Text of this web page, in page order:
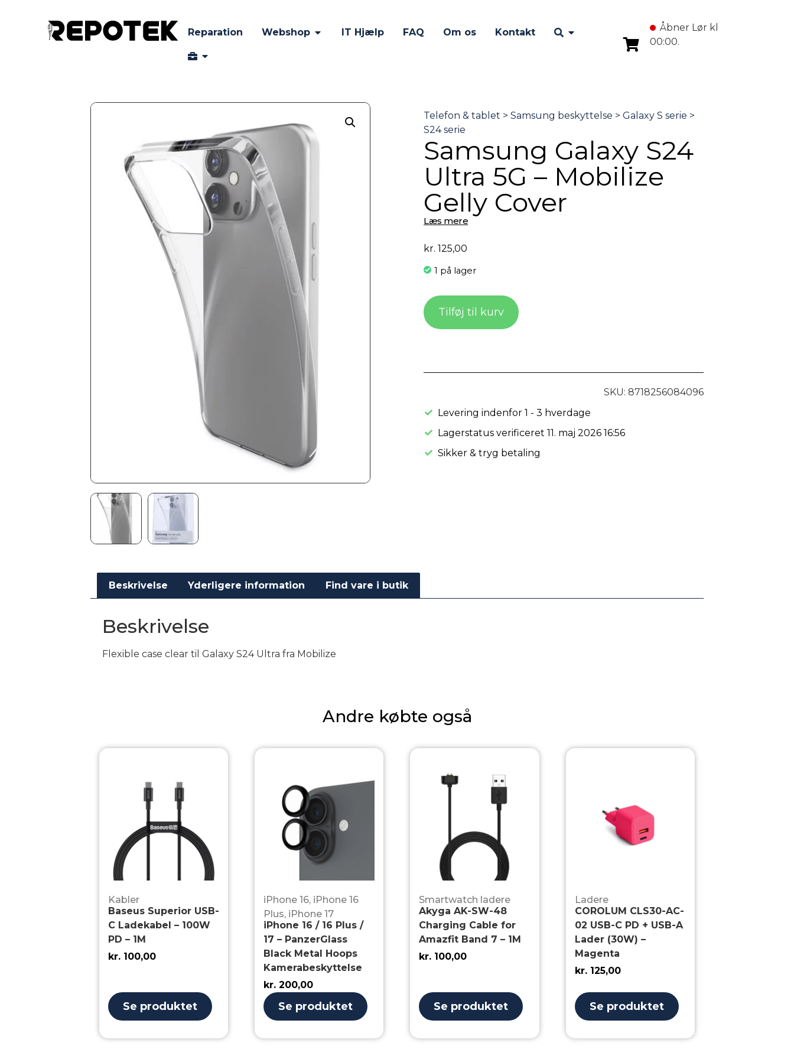
Reparation Webshop IT Hjælp FAQ Om os Kontakt
Åbner Lør kl
00:00.
Samsung Galaxy S24
Ultra 5G – Mobilize
Gelly Cover
Læs mere
kr. 125,00
1 på lager
Tilføj til kurv
SKU: 8718256084096
Levering indenfor 1 - 3 hverdage
Lagerstatus verificeret 11. maj 2026 16:56
Sikker & tryg betaling
Beskrivelse Yderligere information Find vare i butik
Beskrivelse
Flexible case clear til Galaxy S24 Ultra fra Mobilize
Andre købte også
Kabler
Baseus Superior USB-
C Ladekabel – 100W
PD – 1M
kr.100,00
Se produktet
iPhone 16, iPhone 16
Plus, iPhone 17
iPhone 16 / 16 Plus /
17 – PanzerGlass
Black Metal Hoops
Kamerabeskyttelse
kr. 200,00
Se produktet
Smartwatch ladere
Akyga AK-SW-48
Charging Cable for
Amazfit Band 7 – 1M
kr. 100,00
Se produktet
Ladere
COROLUM CLS30-AC-
02 USB-C PD + USB-A
Lader (30W) –
Magenta
kr.125,00
Se produktet